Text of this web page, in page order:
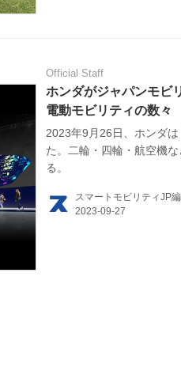
Official Staff
ホンダがジャパンモビ
電動モビリティの数々
2023年9月26日、ホンダ
た。二輪・四輪・航空機
る。
スマートモビリティJP